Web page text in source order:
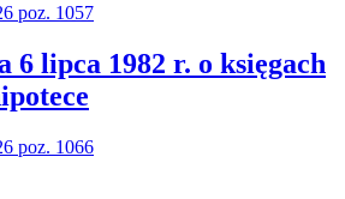
poz. 1057
6 lipca 1982 r. o księgach
poz. 1066